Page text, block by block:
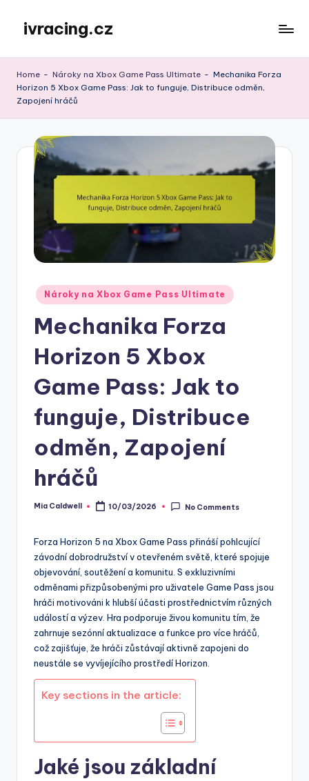
content
ivracing.cz
Home - Nároky na Xbox Game Pass Ultimate - Mechanika Forza
Horizon 5 Xbox Game Pass: Jak to funguje, Distribuce odměn,
Zapojení hráčů
Posted
in
Nároky na Xbox Game Pass Ultimate
Mechanika Forza
Horizon 5 Xbox
Game Pass: Jak to
funguje, Distribuce
odměn, Zapojení
hráčů
Posted
Mia Caldwell 10/03/2026 No Comments
Forza Horizon 5 na Xbox Game Pass přináší pohlcující
závodní dobrodružství v otevřeném světě, které spojuje
objevování, soutěžení a komunitu. S exkluzivními
odměnami přizpůsobenými pro uživatele Game Pass jsou
hráči motivováni k hlubší účasti prostřednictvím různých
událostí a výzev. Hra podporuje živou komunitu tím, že
zahrnuje sezónní aktualizace a funkce pro více hráčů,
což zajišťuje, že hráči zůstávají aktivně zapojeni do
neustále se vyvíjejícího prostředí Horizon.
Key sections in the article:
Jaké jsou základní